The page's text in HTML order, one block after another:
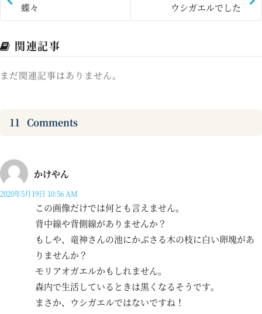
蝶々 ウシガエルでした
関連記事
まだ関連記事はありません。
11 Comments
かけやん
2020年5月19日 10:56 AM
この画像だけでは何とも言えません。
背中線や背側線がありませんか？
もしや、竜神さんの池にかぶさる木の枝に白い卵塊があ
りませんか？
モリアオガエルかもしれません。
森内で生活しているときは黒くなるそうです。
まさか、ウシガエルではないですね！